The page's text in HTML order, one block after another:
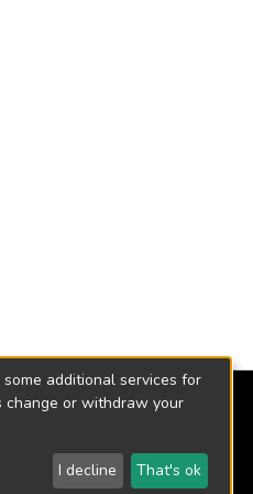
additional services for
change or withdraw your
I decline That's ok